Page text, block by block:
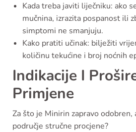
Kada treba javiti liječniku: ako
mučnina, izrazita pospanost ili
simptomi ne smanjuju.
Kako pratiti učinak: bilježiti
količinu tekućine i broj noćnih
Indikacije I
Primjene
Za što je Minirin zapravo odobren,
područje stručne procjene?